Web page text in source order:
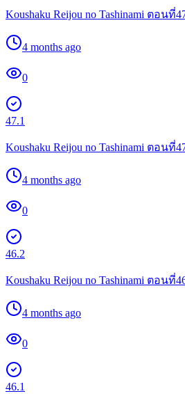
Koushaku Reijou no Tashinami ตอนที่
4 months ago
0
47.1
Koushaku Reijou no Tashinami ตอนที่
4 months ago
0
46.2
Koushaku Reijou no Tashinami ตอนที่
4 months ago
0
46.1